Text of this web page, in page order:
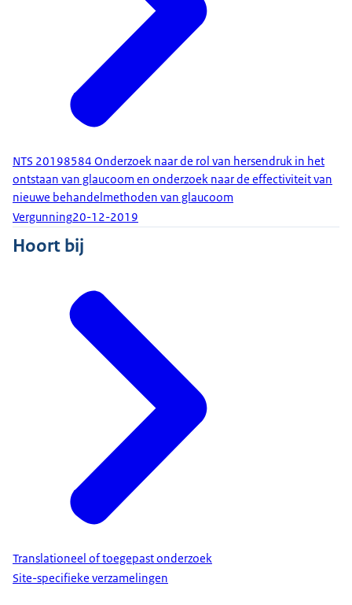
NTS 20198584 Onderzoek naar de rol van hersendruk in het
ontstaan van glaucoom en onderzoek naar de effectiviteit van
nieuwe behandelmethoden van glaucoom
Vergunning20-12-2019
Hoort bij
Translationeel of toegepast onderzoek
Site-specifieke verzamelingen